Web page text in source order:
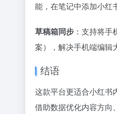
能，在笔记中添加小红
草稿箱同步 ：支持将
案），解决手机端编辑
结语
这款平台更适合小红书
借助数据优化内容方向